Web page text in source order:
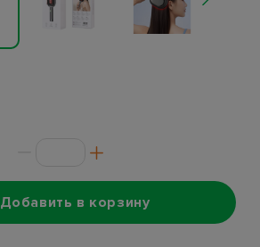
Добавить в корзину